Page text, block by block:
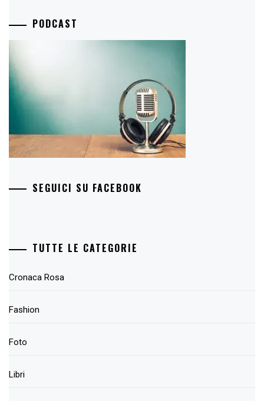
PODCAST
SEGUICI SU FACEBOOK
TUTTE LE CATEGORIE
Cronaca Rosa
Fashion
Foto
Libri